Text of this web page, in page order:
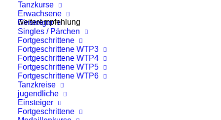
Tanzkurse
Erwachsene
Einsteiger
Singles / Pärchen
Fortgeschrittene
Fortgeschrittene WTP3
Fortgeschrittene WTP4
Fortgeschrittene WTP5
Fortgeschrittene WTP6
Tanzkreise
jugendliche
Einsteiger
Fortgeschrittene
weiterempfehlung